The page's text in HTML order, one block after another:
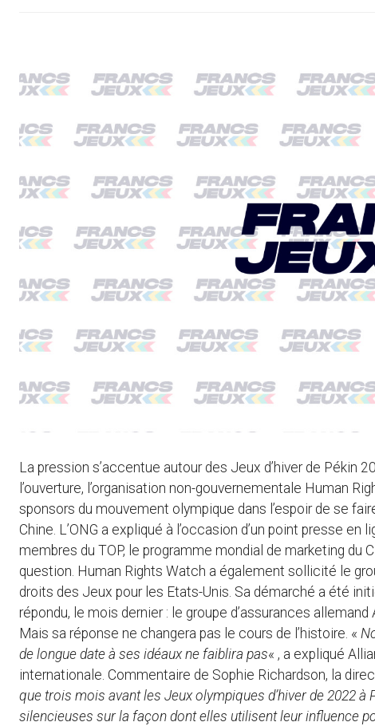
La pression s’accentue autour des Jeux d’hiver de Pékin
l’ouverture, l’organisation non-gouvernementale Human
sponsors du mouvement olympique dans l’espoir de se
Chine. L’ONG a expliqué à l’occasion d’un point presse
membres du TOP, le programme mondial de marketing
question. Human Rights Watch a également sollicité le
droits des Jeux pour les Etats-Unis. Sa démarché a été
répondu, le mois dernier : le groupe d’assurances
Mais sa réponse ne changera pas le cours de l’histoire. «
de longue date à ses idéaux ne faiblira pas« , a expliqué
internationale. Commentaire de Sophie Richardson, la
que trois mois avant les Jeux olympiques d’hiver de 2022
silencieuses sur la façon dont elles utilisent leur influence